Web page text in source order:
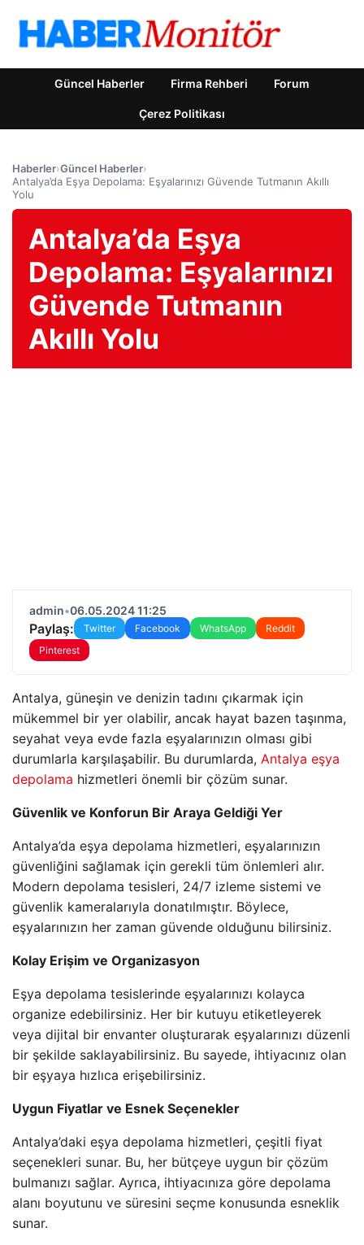
Güncel Haberler Firma Rehberi Forum
Çerez Politikası
Haberler›Güncel Haberler›
Antalya’da Eşya Depolama: Eşyalarınızı Güvende Tutmanın Akıllı
Yolu
Antalya’da Eşya
Depolama: Eşyalarınızı
Güvende Tutmanın
Akıllı Yolu
admin•06.05.2024 11:25
Paylaş: Twitter Facebook WhatsApp
Reddit
Pinterest
Antalya, güneşin ve denizin tadını çıkarmak için
mükemmel bir yer olabilir, ancak hayat bazen taşınma,
seyahat veya evde fazla eşyalarınızın olması gibi
durumlarla karşılaşabilir. Bu durumlarda, Antalya eşya
depolama hizmetleri önemli bir çözüm sunar.
Güvenlik ve Konforun Bir Araya Geldiği Yer
Antalya’da eşya depolama hizmetleri, eşyalarınızın
güvenliğini sağlamak için gerekli tüm önlemleri alır.
Modern depolama tesisleri, 24/7 izleme sistemi ve
güvenlik kameralarıyla donatılmıştır. Böylece,
eşyalarınızın her zaman güvende olduğunu bilirsiniz.
Kolay Erişim ve Organizasyon
Eşya depolama tesislerinde eşyalarınızı kolayca
organize edebilirsiniz. Her bir kutuyu etiketleyerek
veya dijital bir envanter oluşturarak eşyalarınızı düzenli
bir şekilde saklayabilirsiniz. Bu sayede, ihtiyacınız olan
bir eşyaya hızlıca erişebilirsiniz.
Uygun Fiyatlar ve Esnek Seçenekler
Antalya’daki eşya depolama hizmetleri, çeşitli fiyat
seçenekleri sunar. Bu, her bütçeye uygun bir çözüm
bulmanızı sağlar. Ayrıca, ihtiyacınıza göre depolama
alanı boyutunu ve süresini seçme konusunda esneklik
sunar.